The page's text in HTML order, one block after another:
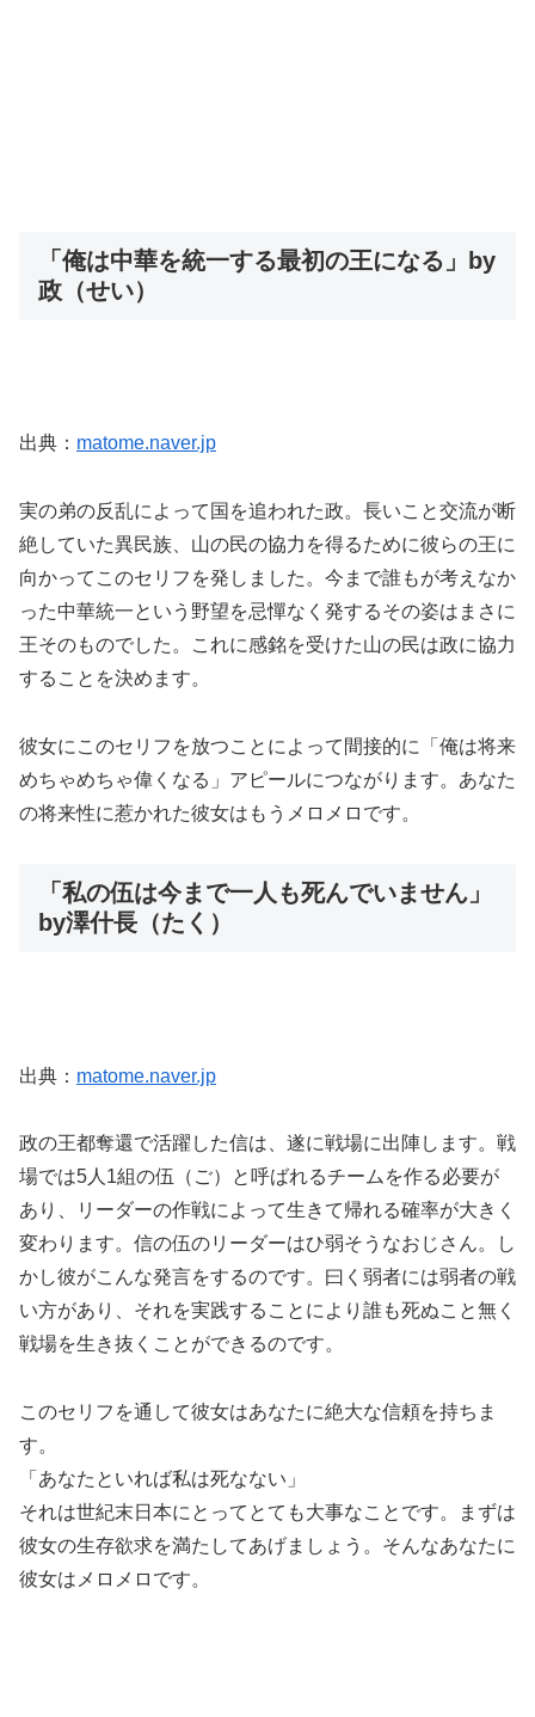
「俺は中華を統一する最初の王になる」by
政（せい）
出典： matome.naver.jp
実の弟の反乱によって国を追われた政。長いこと交流が断
絶していた異民族、山の民の協力を得るために彼らの王に
向かってこのセリフを発しました。今まで誰もが考えなか
った中華統一という野望を忌憚なく発するその姿はまさに
王そのものでした。これに感銘を受けた山の民は政に協力
することを決めます。
彼女にこのセリフを放つことによって間接的に「俺は将来
めちゃめちゃ偉くなる」アピールにつながります。あなた
の将来性に惹かれた彼女はもうメロメロです。
「私の伍は今まで一人も死んでいません」
by澤什長（たく）
出典： matome.naver.jp
政の王都奪還で活躍した信は、遂に戦場に出陣します。戦
場では5人1組の伍（ご）と呼ばれるチームを作る必要が
あり、リーダーの作戦によって生きて帰れる確率が大きく
変わります。信の伍のリーダーはひ弱そうなおじさん。し
かし彼がこんな発言をするのです。曰く弱者には弱者の戦
い方があり、それを実践することにより誰も死ぬこと無く
戦場を生き抜くことができるのです。
このセリフを通して彼女はあなたに絶大な信頼を持ちま
す。
「あなたといれば私は死なない」
それは世紀末日本にとってとても大事なことです。まずは
彼女の生存欲求を満たしてあげましょう。そんなあなたに
彼女はメロメロです。